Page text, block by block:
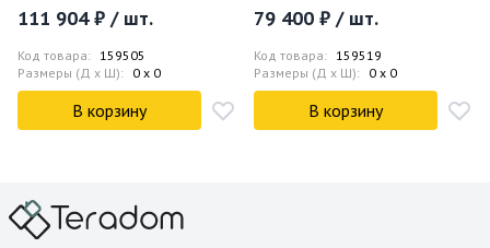
111 904 ₽ / шт.
Код товара: 159505
Размеры (Д x Ш): 0 x 0
В корзину
79 400 ₽ / шт.
Код товара: 159519
Размеры (Д x Ш): 0 x 0
В корзину